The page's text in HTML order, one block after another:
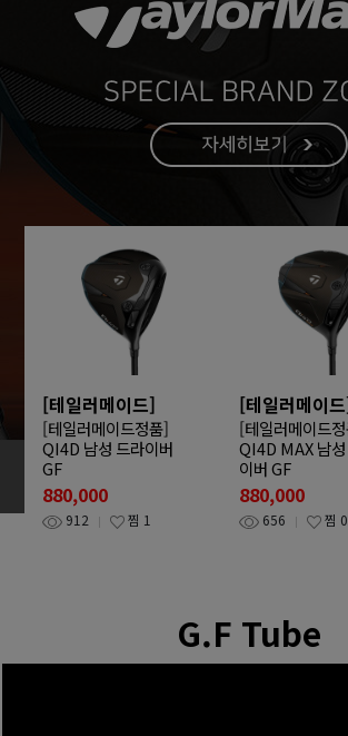
[테일러메이드]
[테일러메이드정품]
QI4D 남성 드라이버
GF
880,000
912 찜 1
[테일러메이
[테일러메이드
QI4D MAX 남
이버 GF
880,000
656 찜 0
G.F Tube